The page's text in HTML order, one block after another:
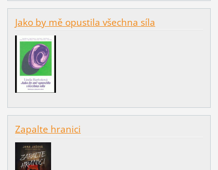
Jako by mě opustila všechna síla
Zapalte hranici